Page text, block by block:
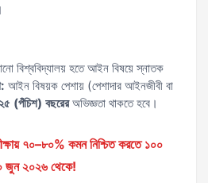
বিশ্ববিদ্যালয় হতে আইন বিষয়ে স্নাতক
আইন বিষয়ক পেশায় (পেশাদার আইনজীবী বা
(পঁচিশ) বছরেরঅভিজ্ঞতা থাকতে হবে।
৭০–৮০% কমন নিশ্চিত করতে ১০০
জুন ২০২৬ থেকে!